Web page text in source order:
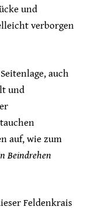
und
verborgen
auch
und
auf, wie zum
Beindrehen
Feldenkrais